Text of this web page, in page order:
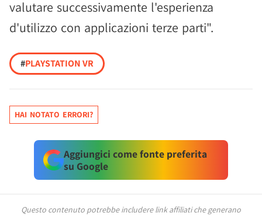
valutare successivamente l'esperienza
d'utilizzo con applicazioni terze parti".
#PLAYSTATION VR
HAI NOTATO ERRORI?
Aggiungici come fonte preferita
su Google
Questo contenuto potrebbe includere link affiliati che generano